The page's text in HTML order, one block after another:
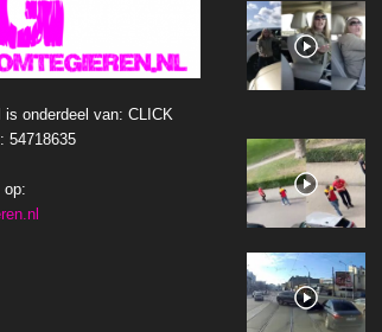
onderdeel van: CLICK
54718635
op: